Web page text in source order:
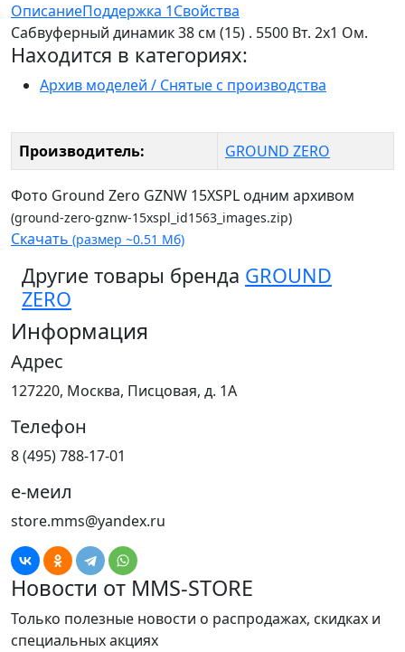
ОписаниеПоддержка 1Свойства
Сабвуферный динамик 38 см (15) . 5500 Вт. 2х1 Ом.
Находится в категориях:
Архив моделей / Снятые с производства
Производитель: GROUND ZERO
Фото Ground Zero GZNW 15XSPL одним архивом
(ground-zero-gznw-15xspl_id1563_images.zip)
Скачать (размер ~0.51 Мб)
Другие товары бренда GROUND
ZERO
Информация
Адрес
127220, Москва, Писцовая, д. 1А
Телефон
8 (495) 788-17-01
е-меил
store.mms@yandex.ru
Новости от MMS-STORE
Только полезные новости о распродажах, скидках и
специальных акциях